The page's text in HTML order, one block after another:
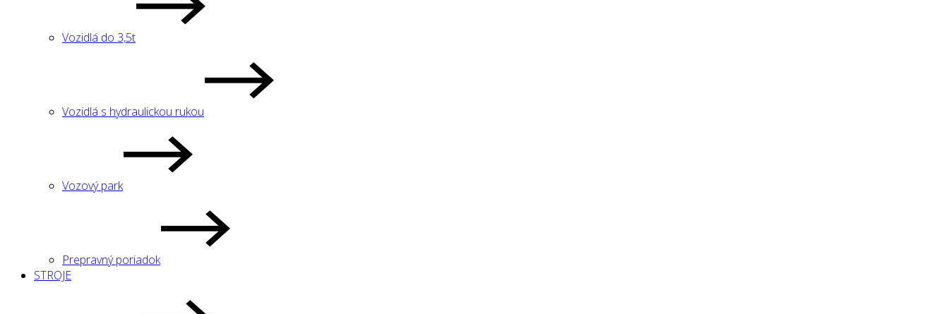
Vozidlá do 3,5t
Vozidlá s hydraulickou rukou
Vozový park
Prepravný poriadok
STROJE